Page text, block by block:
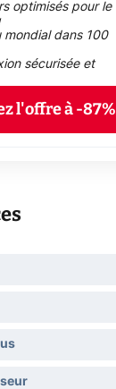
optimisés pour le
mondial dans 100
sécurisée et
l'offre à -87%